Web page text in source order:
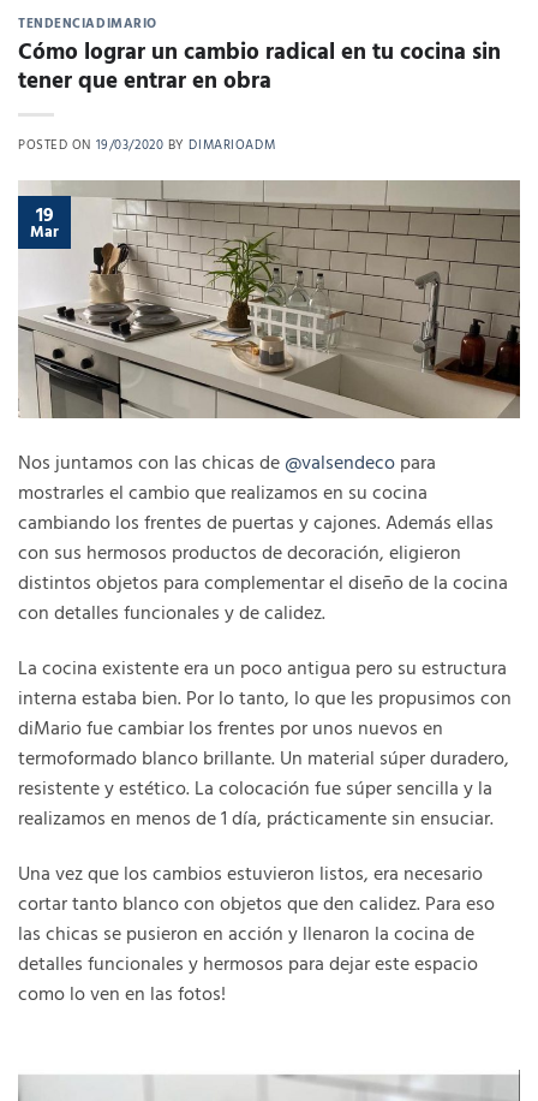
TENDENCIADIMARIO
Cómo lograr un cambio radical en tu cocina sin
tener que entrar en obra
POSTED ON 19/03/2020 BYDIMARIOADM
19
Mar
Nos juntamos con las chicas de @valsendeco para
mostrarles el cambio que realizamos en su cocina
cambiando los frentes de puertas y cajones. Además ellas
con sus hermosos productos de decoración, eligieron
distintos objetos para complementar el diseño de la cocina
con detalles funcionales y de calidez.
La cocina existente era un poco antigua pero su estructura
interna estaba bien. Por lo tanto, lo que les propusimos con
diMario fue cambiar los frentes por unos nuevos en
termoformado blanco brillante. Un material súper duradero,
resistente y estético. La colocación fue súper sencilla y la
realizamos en menos de 1 día, prácticamente sin ensuciar.
Una vez que los cambios estuvieron listos, era necesario
cortar tanto blanco con objetos que den calidez. Para eso
las chicas se pusieron en acción y llenaron la cocina de
detalles funcionales y hermosos para dejar este espacio
como lo ven en las fotos!